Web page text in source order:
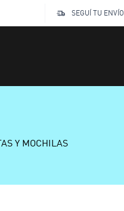
SEGUÍ TU ENVÍO
Y MOCHILAS